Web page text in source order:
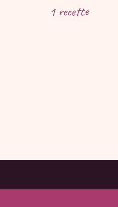
1 recette